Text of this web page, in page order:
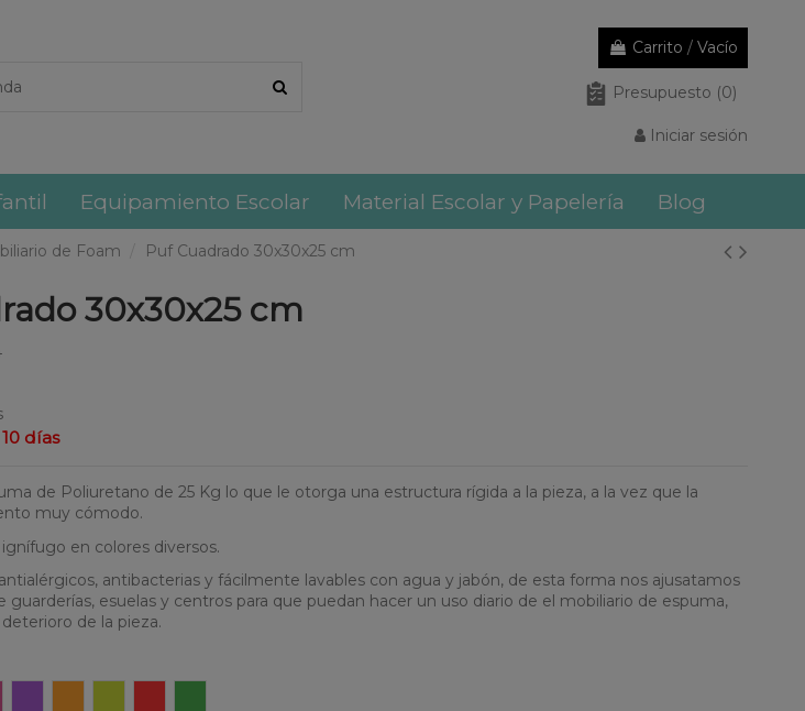
Carrito / Vacío
Presupuesto (0)
Iniciar sesión
Equipamiento Escolar Material Escolar y Papelería Blog
de Foam Puf Cuadrado 30x30x25 cm
30x30x25 cm
días
de Poliuretano de 25 Kg lo que le otorga una estructura rígida a la pieza, a la vez que la
muy cómodo.
en colores diversos.
antibacterias y fácilmente lavables con agua y jabón, de esta forma nos ajusatamos
guarderías, esuelas y centros para que puedan hacer un uso diario de el mobiliario de espuma,
de la pieza.